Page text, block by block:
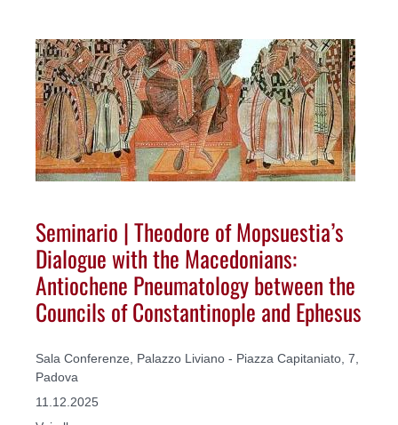
Seminario | Theodore of Mopsuestia’s
Dialogue with the Macedonians:
Antiochene Pneumatology between the
Councils of Constantinople and Ephesus
Sala Conferenze, Palazzo Liviano - Piazza Capitaniato, 7,
Padova
11.12.2025